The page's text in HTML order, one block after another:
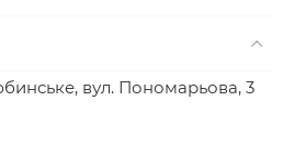
вул. Пономарьова, 3